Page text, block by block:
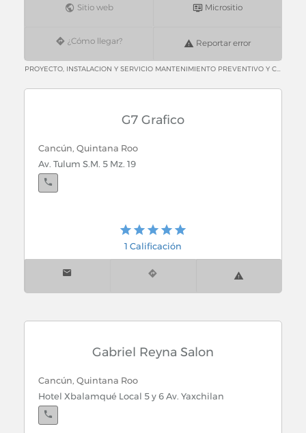
Sitio web Micrositio
¿Cómo llegar? Reportar error
PROYECTO, INSTALACION Y SERVICIO MANTENIMIENTO PREVENTIVO Y CORRECTIVO EN REFRIGERACION Y AIRE ACONDICIONADO PROCESO DE MANTENIMIENTO A PLANTAS DE EMERGENCIA *INICIO / FIN* INSTALACION DE CAMARAS FRIGORIFICAS INSTALACION DE AIRES E IMPERMEABILIZACION
G7 Grafico
Cancún, Quintana Roo
Av. Tulum S.M. 5 Mz. 19
1 Calificación
Gabriel Reyna Salon
Cancún, Quintana Roo
Hotel Xbalamqué Local 5 y 6 Av. Yaxchilan